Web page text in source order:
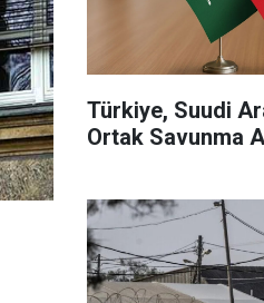
Türkiye, Suudi
Ortak Savunma